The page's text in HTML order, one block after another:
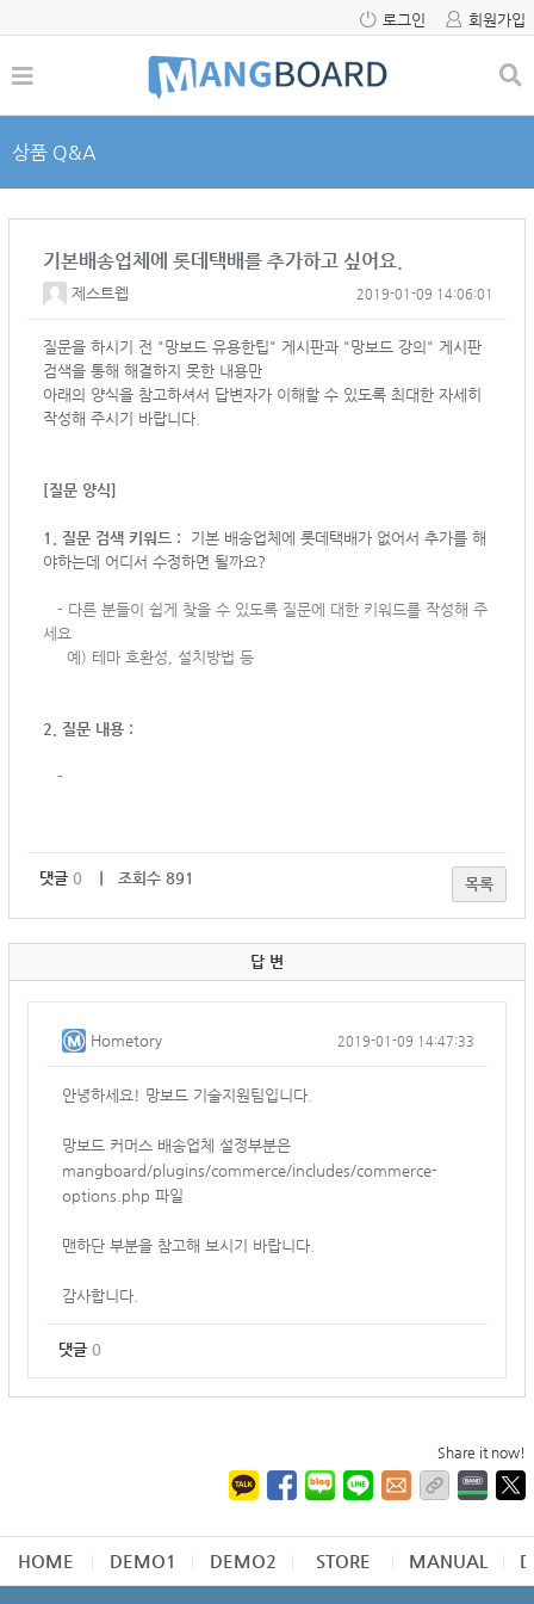
로그인 회원가입
상품 Q&A
기본배송업체에 롯데택배를 추가하고 싶어요.
제스트웹 2019-01-09 14:06:01
질문을 하시기 전 "망보드 유용한팁" 게시판과 "망보드 강의" 게시판
검색을 통해 해결하지 못한 내용만
아래의 양식을 참고하셔서 답변자가 이해할 수 있도록 최대한 자세히
작성해 주시기 바랍니다.
[질문 양식]
1. 질문 검색 키워드 : 기본 배송업체에 롯데택배가 없어서 추가를 해
야하는데 어디서 수정하면 될까요?
- 다른 분들이 쉽게 찾을 수 있도록 질문에 대한 키워드를 작성해 주
세요
예) 테마 호환성, 설치방법 등
2. 질문 내용 :
-
댓글 0 ｜ 조회수 891 목록
답 변
Hometory 2019-01-09 14:47:33
안녕하세요! 망보드 기술지원팀입니다.
망보드 커머스 배송업체 설정부분은
mangboard/plugins/commerce/includes/commerce-
options.php 파일
맨하단 부분을 참고해 보시기 바랍니다.
감사합니다.
댓글 0
Share it now!
HOME DEMO1 DEMO2 STORE MANUAL